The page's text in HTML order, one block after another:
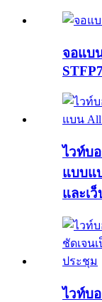
จอแบ
ไวท์บ
แบบแ
และเ
ไวท์บ